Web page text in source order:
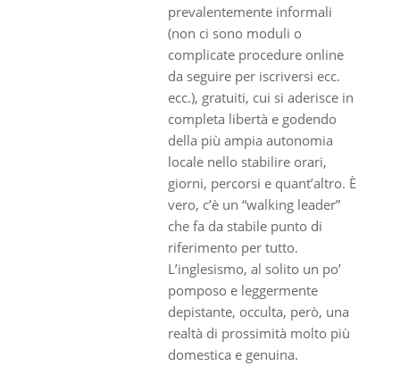
prevalentemente informali
(non ci sono moduli o
complicate procedure online
da seguire per iscriversi ecc.
ecc.), gratuiti, cui si aderisce in
completa libertà e godendo
della più ampia autonomia
locale nello stabilire orari,
giorni, percorsi e quant’altro. È
vero, c’è un “walking leader”
che fa da stabile punto di
riferimento per tutto.
L’inglesismo, al solito un po’
pomposo e leggermente
depistante, occulta, però, una
realtà di prossimità molto più
domestica e genuina.